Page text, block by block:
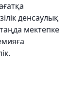
денсаулық
мектепке